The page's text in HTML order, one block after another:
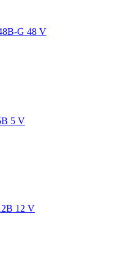
G 48 V
5 V
12 V